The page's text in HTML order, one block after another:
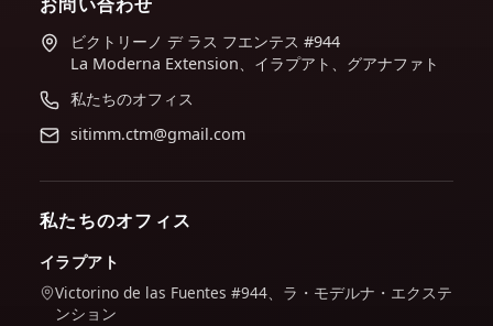
ビクトリーノ デ ラス フエンテス #944
La Moderna Extension、イラプアト、グアナファト
私たちのオフィス
sitimm.ctm@gmail.com
私たちのオフィス
イラプアト
Victorino de las Fuentes #944、ラ・モデルナ・エクステ
ンション